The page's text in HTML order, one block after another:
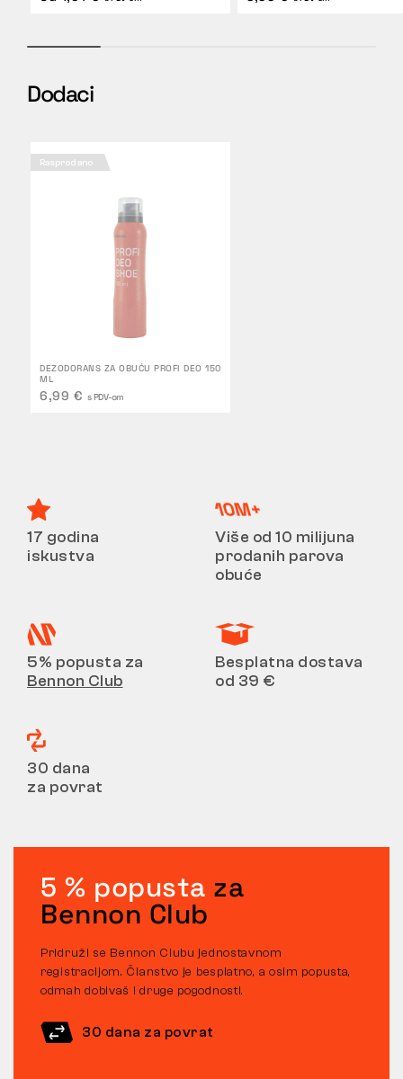
Dodaci
Rasprodano
DEZODORANS ZA OBUĆU PROFI DEO 150
ML
6,99 € s PDV-om
17 godina
iskustva
Više od 10 milijuna
prodanih parova
obuće
5% popusta za
Bennon Club
Besplatna dostava
od 39 €
30 dana
za povrat
5 % popusta za
Bennon Club
Pridruži se Bennon Clubu jednostavnom
registracijom. Članstvo je besplatno, a osim popusta,
odmah dobivaš i druge pogodnosti.
30 dana za povrat